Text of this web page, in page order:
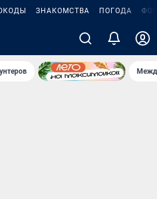
ЗНАКОМСТВА ПОГОДА